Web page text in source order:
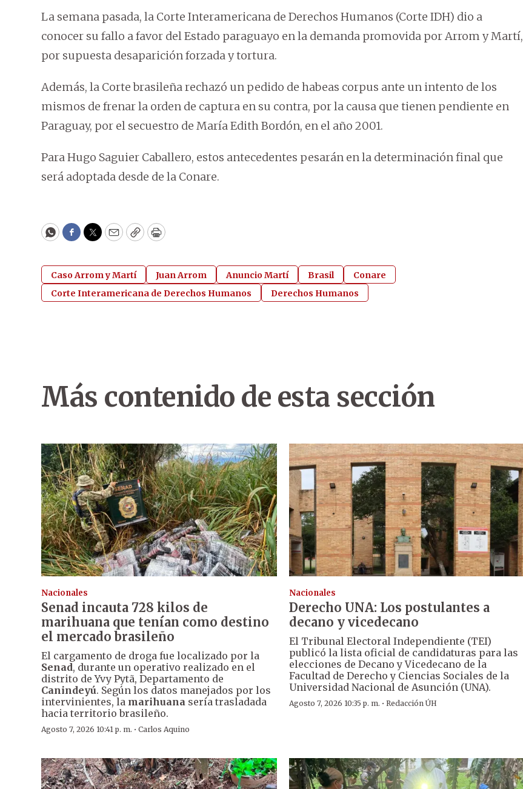
La semana pasada, la Corte Interamericana de Derechos Humanos (Corte IDH) dio a
conocer su fallo a favor del Estado paraguayo en la demanda promovida por Arrom y Martí,
por supuesta desaparición forzada y tortura.
Además, la Corte brasileña rechazó un pedido de habeas corpus ante un intento de los
mismos de frenar la orden de captura en su contra, por la causa que tienen pendiente en
Paraguay, por el secuestro de María Edith Bordón, en el año 2001.
Para Hugo Saguier Caballero, estos antecedentes pesarán en la determinación final que
será adoptada desde de la Conare.
WhatsApp
Facebook
Twitter
EmailCopyPrint
Caso Arrom y Martí Juan Arrom Anuncio Martí Brasil
Conare
Corte Interamericana de Derechos Humanos
Derechos Humanos
Más contenido de esta sección
Nacionales
Senad incauta 728 kilos de
marihuana que tenían como destino
el mercado brasileño
El cargamento de droga fue localizado por la
Senad, durante un operativo realizado en el
distrito de Yvy Pytã, Departamento de
Canindeyú. Según los datos manejados por los
intervinientes, la marihuana sería trasladada
hacia territorio brasileño.
Agosto 7, 2026 10:41 p. m. · Carlos Aquino
Nacionales
Derecho UNA: Los postulantes a
decano y vicedecano
El Tribunal Electoral Independiente (TEI)
publicó la lista oficial de candidaturas para las
elecciones de Decano y Vicedecano de la
Facultad de Derecho y Ciencias Sociales de la
Universidad Nacional de Asunción (UNA).
Agosto 7, 2026 10:35 p. m. ·Redacción ÚH